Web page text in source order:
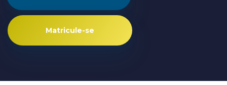
Matricule-se